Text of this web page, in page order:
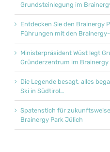
Grundsteinlegung im
Entdecken Sie den Brainergy
Führungen mit den
Ministerpräsident Wüst legt
Gründerzentrum im Brainergy
Die Legende besagt, alles
Ski in Südtirol…
Spatenstich für
Brainergy Park Jülich